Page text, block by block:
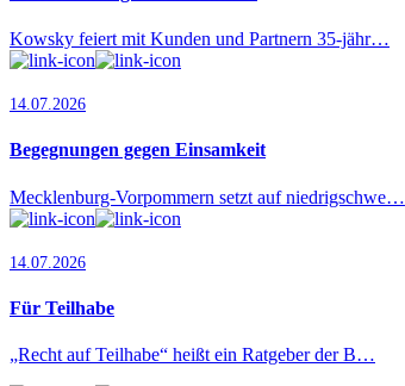
Kowsky feiert mit Kunden und Partnern 35-jähr…
14.07.2026
Begegnungen gegen Einsamkeit
Mecklenburg-Vorpommern setzt auf niedrigschwe…
14.07.2026
Für Teilhabe
„Recht auf Teilhabe“ heißt ein Ratgeber der B…